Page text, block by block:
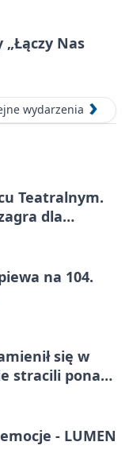
Nas
wydarzenia
Teatralnym.
dla
na 104.
się w
stracili ponad
- LUMEN